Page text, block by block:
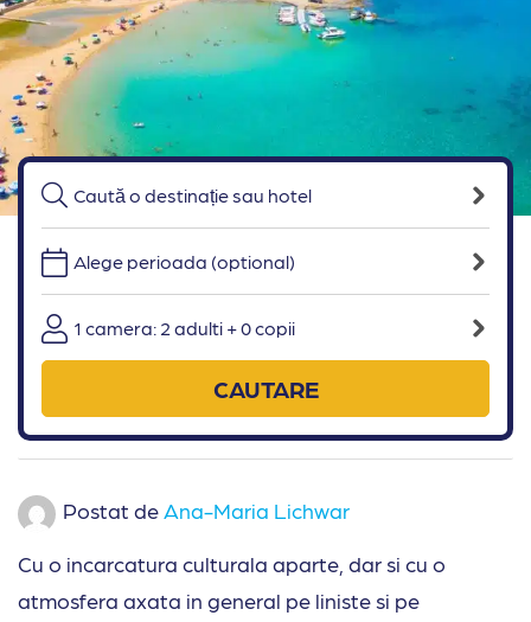
Alege perioada (optional)
1 camera: 2 adulti + 0 copii
CAUTARE
Postat de Ana-Maria Lichwar
Cu o incarcatura culturala aparte, dar si cu o
atmosfera axata in general pe liniste si pe